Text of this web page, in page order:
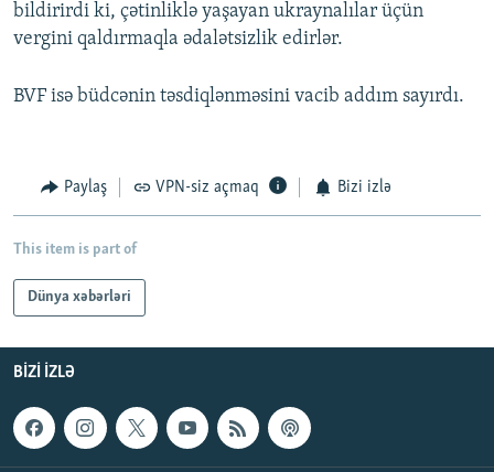
bildirirdi ki, çətinliklə yaşayan ukraynalılar üçün
vergini qaldırmaqla ədalətsizlik edirlər.
BVF isə büdcənin təsdiqlənməsini vacib addım sayırdı.
Paylaş VPN-siz açmaq Bizi izlə
This item is part of
Dünya xəbərləri
BIZI IZLƏ